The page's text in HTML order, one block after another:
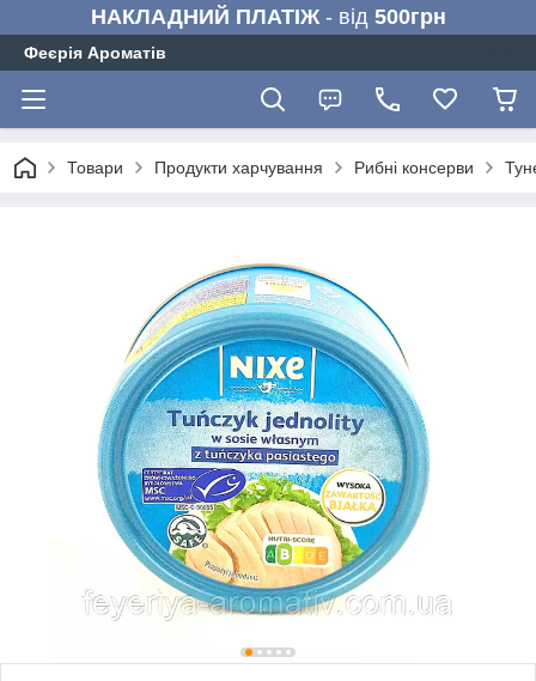
НАКЛАДНИЙ ПЛАТІЖ- від 500грн
Феєрія Ароматів
Товари Продукти харчування Рибні консерви